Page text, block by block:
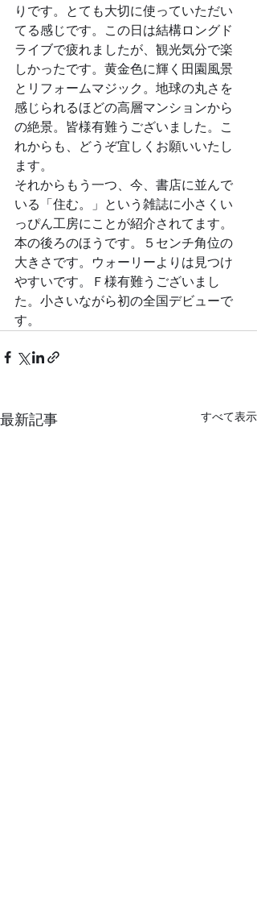
りです。とても大切に使っていただい
てる感じです。この日は結構ロングド
ライブで疲れましたが、観光気分で楽
しかったです。黄金色に輝く田園風景
とリフォームマジック。地球の丸さを
感じられるほどの高層マンションから
の絶景。皆様有難うございました。こ
れからも、どうぞ宜しくお願いいたし
ます。
それからもう一つ、今、書店に並んで
いる「住む。」という雑誌に小さくい
っぴん工房にことが紹介されてます。
本の後ろのほうです。５センチ角位の
大きさです。ウォーリーよりは見つけ
やすいです。Ｆ様有難うございまし
た。小さいながら初の全国デビューで
す。
最新記事 すべて表示